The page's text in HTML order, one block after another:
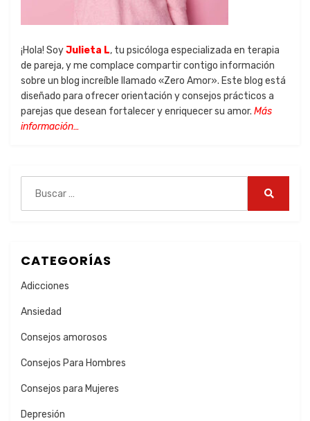
¡Hola! SoyJulieta L, tu psicóloga especializada en terapia
de pareja, y me complace compartir contigo información
sobre un blog increíble llamado «Zero Amor». Este blog está
diseñado para ofrecer orientación y consejos prácticos a
parejas que desean fortalecer y enriquecer su amor. Más
información…
CATEGORÍAS
Adicciones
Ansiedad
Consejos amorosos
Consejos Para Hombres
Consejos para Mujeres
Depresión